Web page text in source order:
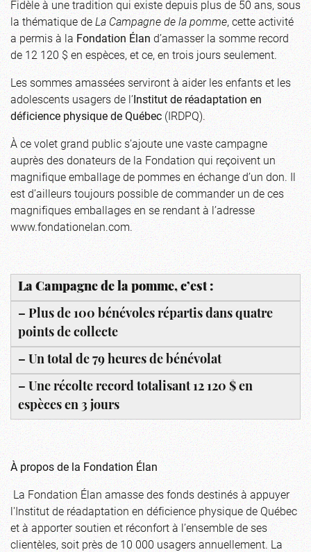
Fidèle à une tradition qui existe depuis plus de 50 ans, sous
la thématique deLa Campagne de la pomme, cette activité
a permis à laFondation Éland’amasser la somme record
de 12 120 $ en espèces, et ce, en trois jours seulement.
Les sommes amassées serviront à aider les enfants et les
adolescents usagers de l’Institut de réadaptation en
déficience physique de Québec(IRDPQ).
À ce volet grand public s’ajoute une vaste campagne
auprès des donateurs de la Fondation qui reçoivent un
magnifique emballage de pommes en échange d’un don. Il
est d’ailleurs toujours possible de commander un de ces
magnifiques emballages en se rendant à l’adresse
www.fondationelan.com.
La Campagne de la pomme, c’est :
– Plus de 100 bénévoles répartis dans quatre
points de collecte
– Un total de 79 heures de bénévolat
– Une récolte record totalisant 12 120 $ en
espèces en 3 jours
À propos de la Fondation Élan
La Fondation Élan amasse des fonds destinés à appuyer
l'Institut de réadaptation en déficience physique de Québec
et à apporter soutien et réconfort à l’ensemble de ses
clientèles, soit près de 10 000 usagers annuellement. La